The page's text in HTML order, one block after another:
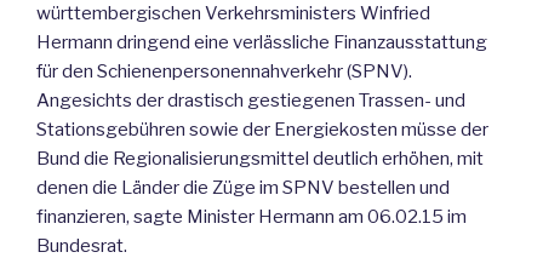
württembergischen Verkehrsministers Winfried
Hermann dringend eine verlässliche Finanzausstattung
für den Schienenpersonennahverkehr (SPNV).
Angesichts der drastisch gestiegenen Trassen- und
Stationsgebühren sowie der Energiekosten müsse der
Bund die Regionalisierungsmittel deutlich erhöhen, mit
denen die Länder die Züge im SPNV bestellen und
finanzieren, sagte Minister Hermann am 06.02.15 im
Bundesrat.